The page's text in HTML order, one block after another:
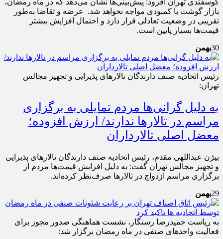
گوسفتدی تهران افزود: پیش‌بینی‌ها نشان می‌دهد که در ماه رمضان،
بازار گوشت با کمبودی مواجه نخواهد شد. عرضه و تقاضا به‌طور
تقریبی در وضعیت تعادلی قرار دارد و احتمال افزایش بیشتر
قیمت‌ها بسیار پایین است.
30بهمن
رئیس اتحادیه صنف دارندگان تالارهای پذیرایی و تجهیز مجالس
تهران:
به دلیل گرانی‌ها مردم تمایلی به برگزاری
مراسم در تالارها ندارند/ ارزش افزوده؛
معضل اصلی تالارداران
بیژن عبداللهی مقدم، رئیس اتحادیه صنف دارندگان تالارهای پذیرایی
و تجهیز مجالس تهران گفت: به دلیل افزایش قیمت‌ها مردم از
برگزاری مراسم ازدواج در تالارها صرف‌نظر کرده‌اند.
29بهمن
به ریاست حمیدرضا رستگار، نشست هماهنگی صدور مجوز برای
فعالیت واحدهای صنفی در ماه رمضان برگزار شد: